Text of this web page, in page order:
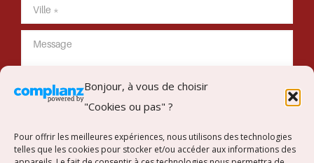
Bonjour, à vous de choisir
"Cookies ou pas" ?
Pour offrir les meilleures expériences, nous utilisons des technologies
telles que les cookies pour stocker et/ou accéder aux informations des
Envoyer mon message